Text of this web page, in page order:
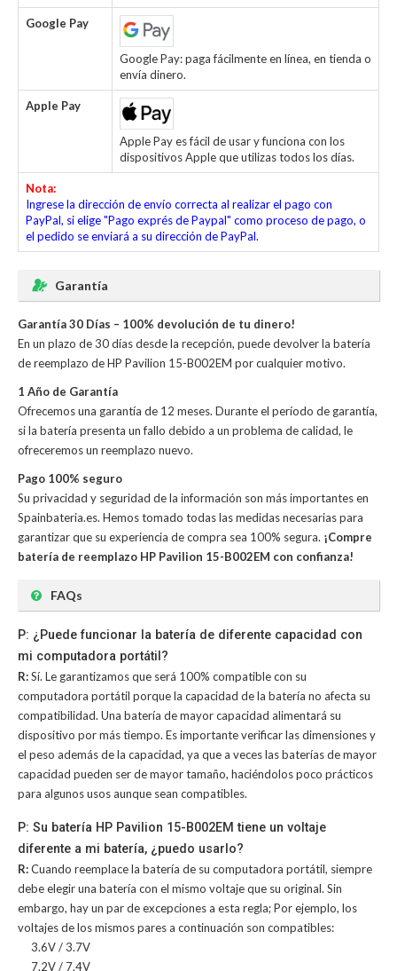
Google Pay
Google Pay: paga fácilmente en línea, en tienda o
envía dinero.
Apple Pay
Apple Pay es fácil de usar y funciona con los
dispositivos Apple que utilizas todos los días.
Nota:
Ingrese la dirección de envío correcta al realizar el pago con
PayPal, si elige "Pago exprés de Paypal" como proceso de pago, o
el pedido se enviará a su dirección de PayPal.
Garantía
Garantía 30 Días – 100% devolución de tu dinero!
En un plazo de 30 días desde la recepción, puede devolver la batería
de reemplazo de HP Pavilion 15-B002EM por cualquier motivo.
1 Año de Garantía
Ofrecemos una garantía de 12 meses. Durante el período de garantía,
si la batería presenta un fallo debido a un problema de calidad, le
ofreceremos un reemplazo nuevo.
Pago 100% seguro
Su privacidad y seguridad de la información son más importantes en
Spainbateria.es. Hemos tomado todas las medidas necesarias para
garantizar que su experiencia de compra sea 100% segura. ¡Compre
batería de reemplazo HP Pavilion 15-B002EM con confianza!
FAQs
P: ¿Puede funcionar la batería de diferente capacidad con
mi computadora portátil?
R:Sí. Le garantizamos que será 100% compatible con su
computadora portátil porque la capacidad de la batería no afecta su
compatibilidad. Una batería de mayor capacidad alimentará su
dispositivo por más tiempo. Es importante verificar las dimensiones y
el peso además de la capacidad, ya que a veces las baterías de mayor
capacidad pueden ser de mayor tamaño, haciéndolos poco prácticos
para algunos usos aunque sean compatibles.
P: Su batería HP Pavilion 15-B002EM tiene un voltaje
diferente a mi batería, ¿puedo usarlo?
R:Cuando reemplace la batería de su computadora portátil, siempre
debe elegir una batería con el mismo voltaje que su original. Sin
embargo, hay un par de excepciones a esta regla; Por ejemplo, los
voltajes de los mismos pares a continuación son compatibles:
3.6V / 3.7V
7.2V / 7.4V